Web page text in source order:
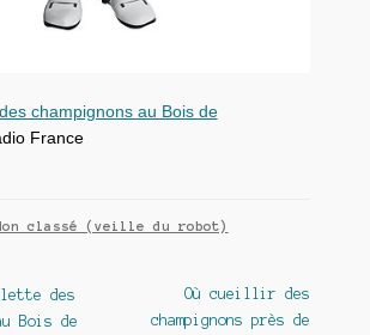
champignons au Bois de
France
classé (veille du robot)
des
Bois de
Article
suivant :
Où cueillir des
champignons près de